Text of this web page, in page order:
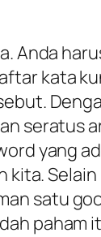
Anda
kata
seratus
yang
kita.
satu
paham